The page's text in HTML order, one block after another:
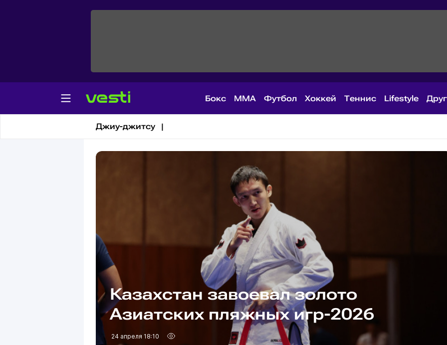
Бокс MMA Футбол Хоккей Теннис Lifestyle
Джиу-джитсу |
Казахстан завоевал золото
Азиатских пляжных игр-2026
Джиу-джитсу
24 апреля 18:10